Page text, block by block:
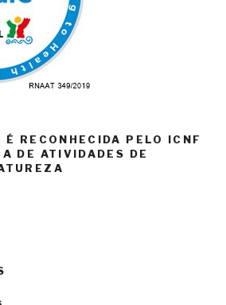
RECONHECIDA PELO ICNF
DE ATIVIDADES DE